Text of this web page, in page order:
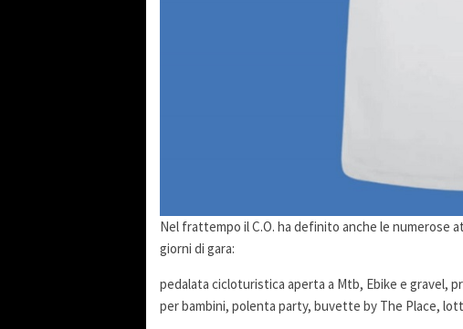
Nel frattempo il C.O. ha definito anche le numerose
giorni di gara:
pedalata cicloturistica aperta a Mtb, Ebike e gravel,
per bambini, polenta party, buvette by The Place,